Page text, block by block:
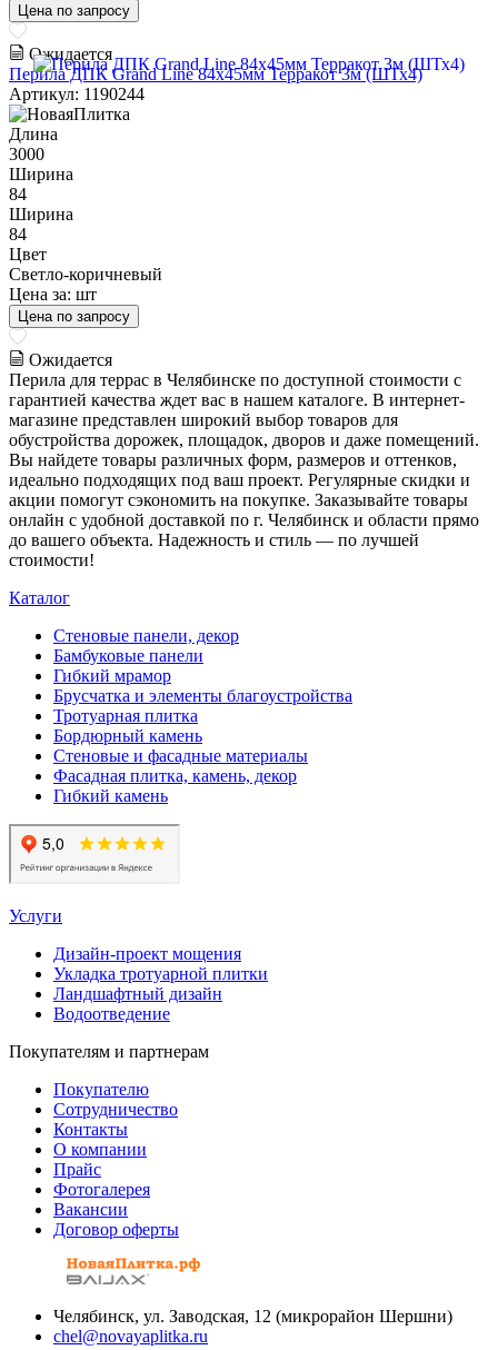
Цена по запросу
Ожидается
Перила ДПК Grand Line 84х45мм Терракот 3м (ШТх4)
Артикул: 1190244
Длина
3000
Ширина
84
Ширина
84
Цвет
Светло-коричневый
Цена за: шт
Цена по запросу
Ожидается
Перила для террас в Челябинске по доступной стоимости с
гарантией качества ждет вас в нашем каталоге. В интернет-
магазине представлен широкий выбор товаров для
обустройства дорожек, площадок, дворов и даже помещений.
Вы найдете товары различных форм, размеров и оттенков,
идеально подходящих под ваш проект. Регулярные скидки и
акции помогут сэкономить на покупке. Заказывайте товары
онлайн с удобной доставкой по г. Челябинск и области прямо
до вашего объекта. Надежность и стиль — по лучшей
стоимости!
Каталог
Стеновые панели, декор
Бамбуковые панели
Гибкий мрамор
Брусчатка и элементы благоустройства
Тротуарная плитка
Бордюрный камень
Стеновые и фасадные материалы
Фасадная плитка, камень, декор
Гибкий камень
Услуги
Дизайн-проект мощения
Укладка тротуарной плитки
Ландшафтный дизайн
Водоотведение
Покупателям и партнерам
Покупателю
Сотрудничество
Контакты
О компании
Прайс
Фотогалерея
Вакансии
Договор оферты
Челябинск, ул. Заводская, 12 (микрорайон Шершни)
chel@novayaplitka.ru